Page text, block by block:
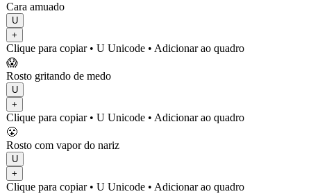
Cara amuado
U
+
Clique para copiar• U Unicode • Adicionar ao quadro
😱
Rosto gritando de medo
U
+
Clique para copiar• U Unicode • Adicionar ao quadro
😤
Rosto com vapor do nariz
U
+
Clique para copiar• U Unicode • Adicionar ao quadro